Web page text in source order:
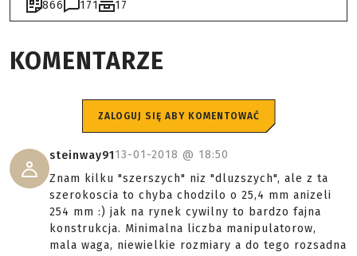
866 171 17
KOMENTARZE
ZALOGUJ SIĘ ABY KOMENTOWAĆ
steinway9113-01-2018 @ 18:50
Znam kilku "szerszych" niz "dluzszych", ale z ta
szerokoscia to chyba chodzilo o 25,4 mm anizeli
254 mm :) jak na rynek cywilny to bardzo fajna
konstrukcja. Minimalna liczba manipulatorow,
mala waga, niewielkie rozmiary a do tego rozsadna